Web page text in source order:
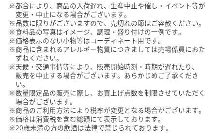
※都合により、商品の入荷遅れ、生産中止や催し・イベント等が
変更・中止になる場合がございます。
※品数に限りがございますので、売切れの節はご容赦ください。
※食料品の写真はイメージ、調理・盛り付けの一例です。
※価格表示のない小物等はコーディネート用です。
※商品に含まれるアレルギー物質につきましては売場係員におた
ずねください。
※天候・交通事情等により、販売開始時刻・時期が遅れたり、
販売を中止する場合がございます。あらかじめご了承くださ
い。
※数量限定品の販売に際し、お買上げ点数を制限させていただく
場合がございます。
※商品のご利用方法により税率が変更となる場合がございます。
※価格は消費税を含む総額にて表示しております。
※20歳未満の方の飲酒は法律で禁じられております。